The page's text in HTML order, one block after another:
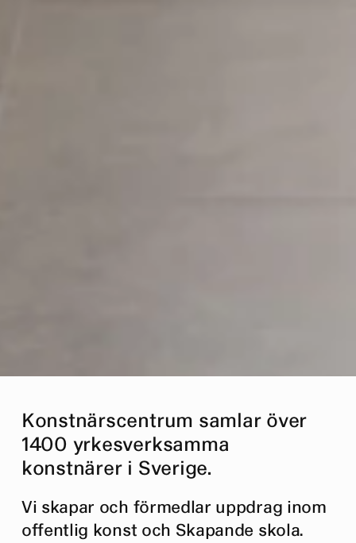
Konstnärscentrum samlar över
1400 yrkesverksamma
konstnärer i Sverige.
Vi skapar och förmedlar uppdrag inom
offentlig konst och Skapande skola.